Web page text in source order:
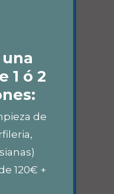
1 ó 2
de
120€ +